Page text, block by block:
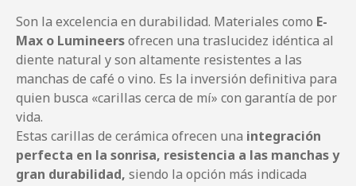
Son la excelencia en durabilidad. Materiales como E-
Max o Lumineersofrecen una traslucidez idéntica al
diente natural y son altamente resistentes a las
manchas de café o vino. Es la inversión definitiva para
quien busca «carillas cerca de mí» con garantía de por
vida.
Estas carillas de cerámica ofrecen una integración
perfecta en la sonrisa, resistencia a las manchas y
gran durabilidad, siendo la opción más indicada